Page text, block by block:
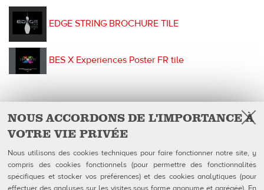
NOUS ACCORDONS DE L'IMPORTANCE À
VOTRE VIE PRIVÉE
Nous utilisons des cookies techniques pour faire fonctionner notre site, y
compris des cookies fonctionnels (pour permettre des fonctionnalités
spécifiques et stocker vos préférences) et des cookies analytiques (pour
EDGE STRING BROCHURE TILE
BES X Experiences Poster FR tile
QubicaAMF Canada inc
100-1025 avenue Godin
U.S. Headquarters
QubicaAMF Worldwide LLC
Follow Us on
Facebook